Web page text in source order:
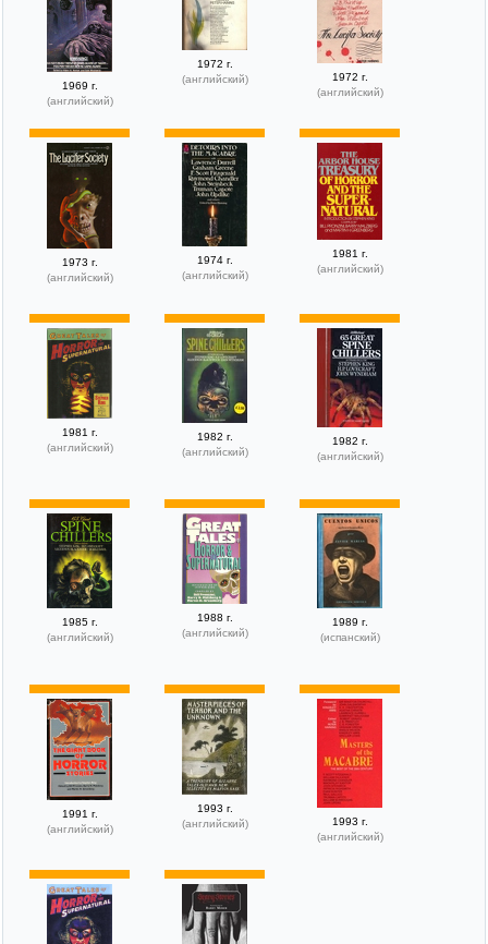
1969 г.
(английский)
1972 г.
(английский)
1972 г.
(английский)
1973 г.
(английский)
1974 г.
(английский)
1981 г.
(английский)
1981 г.
(английский)
1982 г.
(английский)
1982 г.
(английский)
1985 г.
(английский)
1988 г.
(английский)
1989 г.
(испанский)
1991 г.
(английский)
1993 г.
(английский)
1993 г.
(английский)